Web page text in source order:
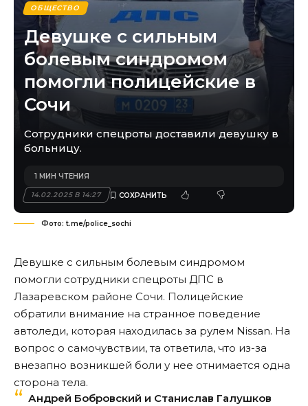
ОБЩЕСТВО
Девушке с сильным
болевым синдромом
помогли полицейские в
Сочи
Сотрудники спецроты доставили девушку в
больницу.
14.02.2025 В 14:27
1 МИН ЧТЕНИЯ
Фото: t.me/police_sochi
Девушке с сильным болевым синдромом
помогли сотрудники спецроты ДПС в
Лазаревском районе Сочи. Полицейские
обратили внимание на странное поведение
автоледи, которая находилась за рулем Nissan. На
вопрос о самочувствии, та ответила, что из-за
внезапно возникшей боли у нее отнимается одна
сторона тела.
Андрей Бобровский и Станислав Галушков